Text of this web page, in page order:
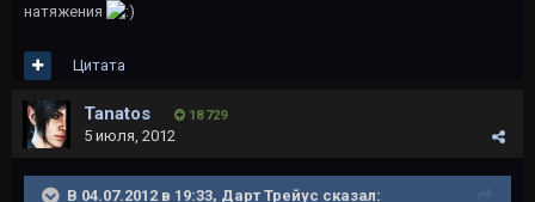
натяжения
Цитата
Tanatos 18 729
5 июля, 2012
В 04.07.2012 в 19:33, Дарт Трейус сказал: